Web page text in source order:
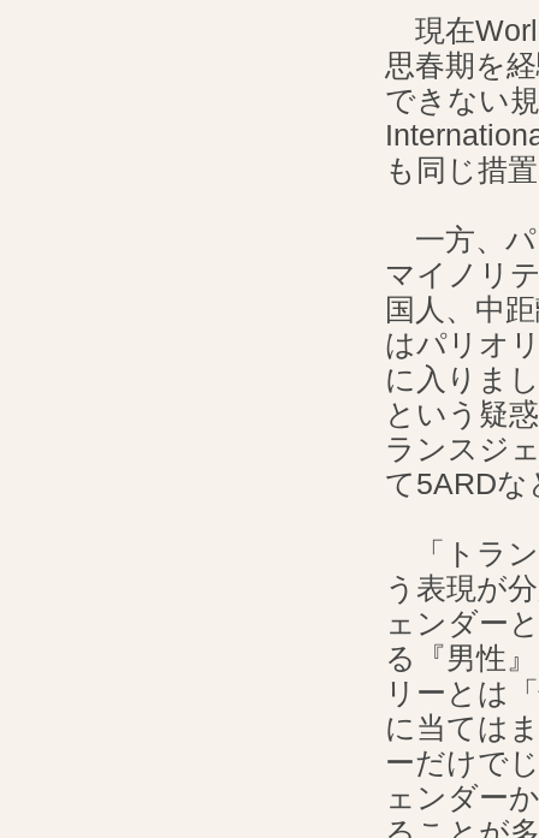
現在
思春期を
できない
も同じ措
一方、パ
マイノリ
国人、中
はパリオ
に入りま
という疑
ランスジ
て5ARDな
「トラン
う表現が
ェンダー
る『男性
リーとは
に当ては
ーだけで
ェンダー